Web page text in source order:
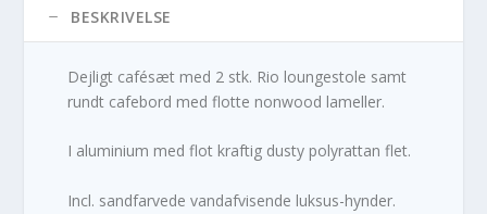
BESKRIVELSE
Dejligt cafésæt med 2 stk. Rio loungestole samt
rundt cafebord med flotte nonwood lameller.
I aluminium med flot kraftig dusty polyrattan flet.
Incl. sandfarvede vandafvisende luksus-hynder.